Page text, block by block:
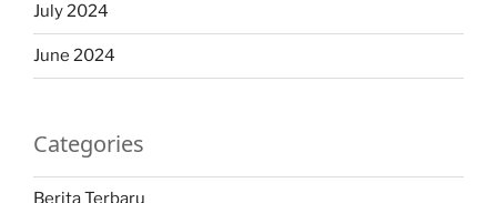
July 2024
June 2024
Categories
Berita Terbaru